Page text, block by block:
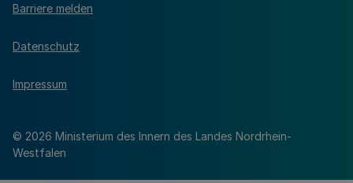
© 2026 Ministerium des Innern des Landes Nordrhein-
Westfalen
Barriere melden
Datenschutz
Impressum